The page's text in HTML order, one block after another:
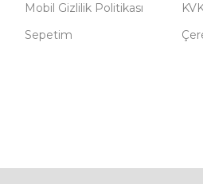
Mobil Gizlilik Politikası
Sepetim